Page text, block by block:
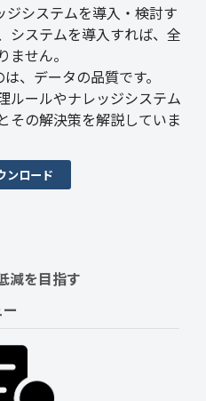
ジシステムを導入・検討す
システムを導入すれば、全
せん。
、データの品質です。
ルールやナレッジシステム
その解決策を解説していま
ンロード
減を目指す